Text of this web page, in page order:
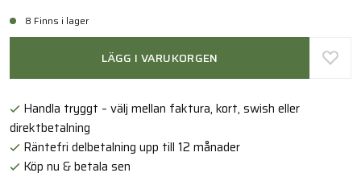
8 Finns i lager
LÄGG I VARUKORGEN
Handla tryggt – välj mellan faktura, kort, swish eller
direktbetalning
Räntefri delbetalning upp till 12 månader
Köp nu & betala sen